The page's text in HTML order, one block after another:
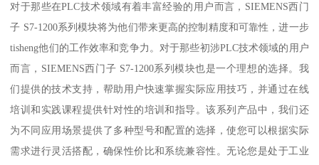
对于那些在PLC技术领域有着丰富经验的用户而言，SIEMENS西门
子 S7-1200系列模块将为他们带来更高的控制精度和可靠性，进一步
tisheng他们的工作效率和竞争力。对于那些初涉PLC技术领域的用户
而言，SIEMENS西门子 S7-1200系列模块也是一个理想的选择。我
们提供的技术支持，帮助用户快速掌握实际应用技巧，并通过在线
培训和实践课程提供针对性的培训和指导。该系列产品中，我们还
为不同应用场景提供了多种型号和配置的选择，使您可以根据实际
需求进行灵活搭配，确保性价比和系统兼容性。无论您是处于工业